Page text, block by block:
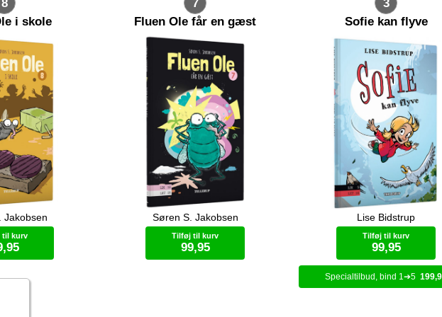
i skole
Fluen
det blive bedre?
Jakobsen
til kurv
Fluen Ole får en gæst
Der er en fremmed flue i Oles
køkken. Den siger ikke hej. Den
spiser Oles mad, og den larmer om
natten. Men Ole vil gøre noget godt
Søren S. Jakobsen
Tilføj til kurv
99,95
Sofie kan flyve
Sofie er en dygtig pige. Og
frisk. Hun kan en masse ting.
hendes mor og far ikke. Nu kan
flyve. Hun kan flyve meget langt.
Bog (hardcover)
Lise Bidstrup
Tilføj til kurv
99,95
1 5